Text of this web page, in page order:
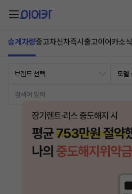
승계차량중고차신차즉시출고이어카소식